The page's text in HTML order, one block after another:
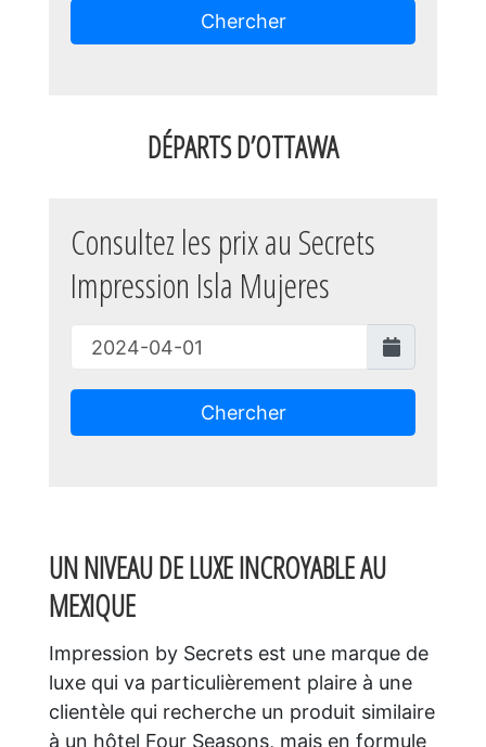
Chercher
DÉPARTS D’OTTAWA
Consultez les prix au Secrets
Impression Isla Mujeres
Chercher
UN NIVEAU DE LUXE INCROYABLE AU
MEXIQUE
Impression by Secrets est une marque de
luxe qui va particulièrement plaire à une
clientèle qui recherche un produit similaire
à un hôtel Four Seasons, mais en formule